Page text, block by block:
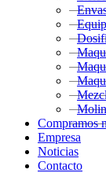
Compramos
Empresa
Noticias
Contacto